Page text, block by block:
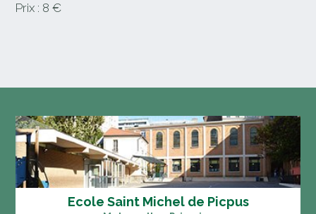
Prix : 8 €
Ecole Saint Michel de Picpus